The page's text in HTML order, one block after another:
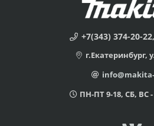
+7(343) 374-20-
г.Екатеринбург,
ПН-ПТ 9-18, СБ, ВС